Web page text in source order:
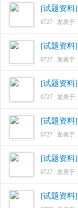
[试题资料]
0727 发表于:
[试题资料]
0727 发表于:
[试题资料]
0727 发表于:
[试题资料]
0727 发表于:
[试题资料]
0727 发表于:
[试题资料]